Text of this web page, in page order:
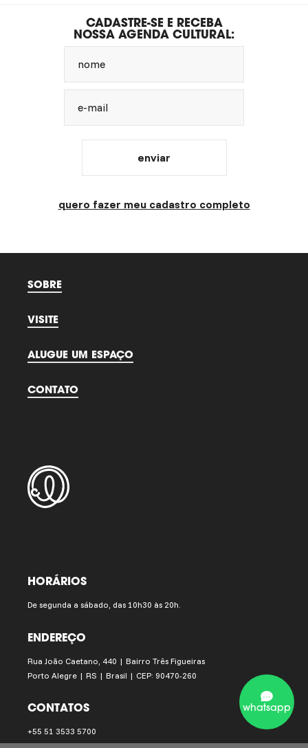
CADASTRE-SE E RECEBA
NOSSA AGENDA CULTURAL:
nome
e-mail
enviar
quero fazer meu cadastro completo
SOBRE
VISITE
ALUGUE UM ESPAÇO
CONTATO
HORÁRIOS
De segunda a sábado, das 10h30 às 20h.
ENDEREÇO
Rua João Caetano, 440 | Bairro Três Figueiras
Porto Alegre | RS | Brasil | CEP: 90470-260
CONTATOS
+55 51 3533 5700
instituto.ling@institutoling.org.br
whatsapp